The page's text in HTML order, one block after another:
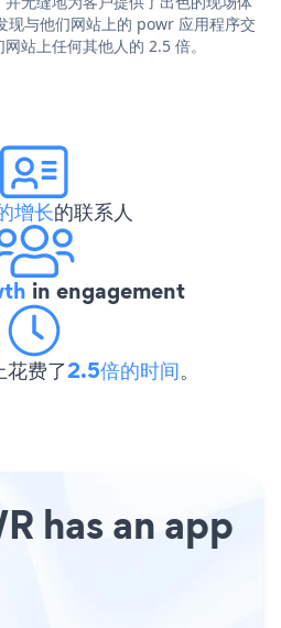
与他们网站上的 powr 应用程序交
站上任何其他人的 2.5 倍。
增长的联系人
in engagement
费了2.5倍的时间。
has an app